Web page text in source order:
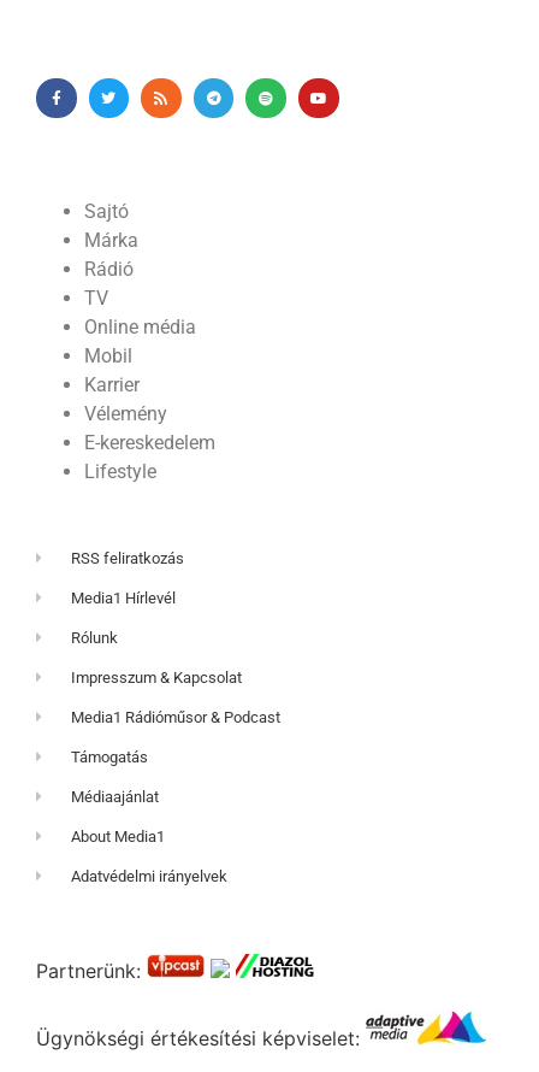
Sajtó
Márka
Rádió
TV
Online média
Mobil
Karrier
Vélemény
E-kereskedelem
Lifestyle
RSS feliratkozás
Media1 Hírlevél
Rólunk
Impresszum & Kapcsolat
Media1 Rádióműsor & Podcast
Támogatás
Médiaajánlat
About Media1
Adatvédelmi irányelvek
Partnerünk:
Ügynökségi értékesítési képviselet: